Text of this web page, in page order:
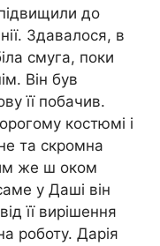
до
Здавалося, в
смуга, поки
Він був
її побачив.
костюмі і
та скромна
же ш оком
у Даші він
її вирішення
роботу. Дарія